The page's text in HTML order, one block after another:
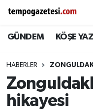
GÜNDEM KÖŞE
HABERLER
hikayesi
Alaplı
Çaycuma
Devrek
Zonguldak
Zonguldak Hava
Zonguldak